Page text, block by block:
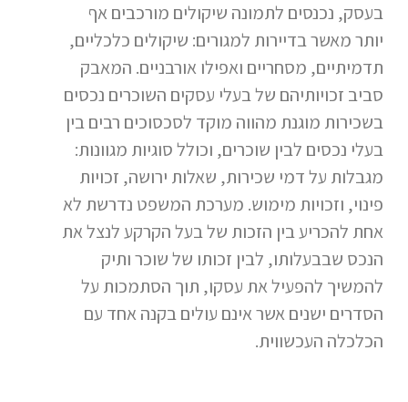
בעסק, נכנסים לתמונה שיקולים מורכבים אף
יותר מאשר בדיירות למגורים: שיקולים כלכליים,
תדמיתיים, מסחריים ואפילו אורבניים. המאבק
סביב זכויותיהם של בעלי עסקים השוכרים נכסים
בשכירות מוגנת מהווה מוקד לסכסוכים רבים בין
בעלי נכסים לבין שוכרים, וכולל סוגיות מגוונות:
מגבלות על דמי שכירות, שאלות ירושה, זכויות
פינוי, וזכויות מימוש. מערכת המשפט נדרשת לא
אחת להכריע בין הזכות של בעל הקרקע לנצל את
הנכס שבבעלותו, לבין זכותו של שוכר ותיק
להמשיך להפעיל את עסקו, תוך הסתמכות על
הסדרים ישנים אשר אינם עולים בקנה אחד עם
הכלכלה העכשווית.